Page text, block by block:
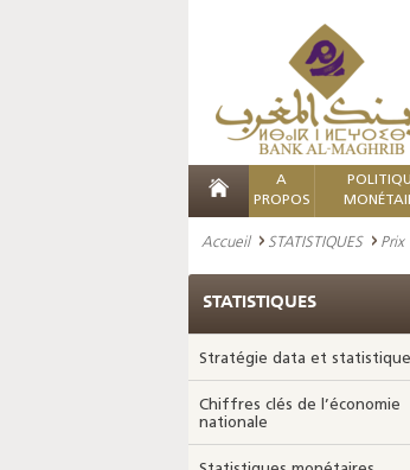
A
PROPOS
Accueil STATISTIQUES Prix
STATISTIQUES
Stratégie data et
Chiffres clés de l’économie
nationale